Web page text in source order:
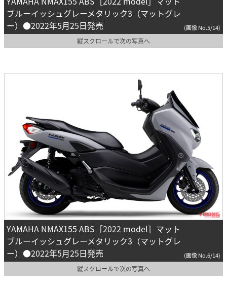
ブルーイッシュグレーメタリック3（マットグレ
ー）●2022年5月25日発売
(画像 No.5/14)
縦スクロールで次の写真へ
YAMAHA NMAX155 ABS［2022 model］マット
ブルーイッシュグレーメタリック3（マットグレ
ー）●2022年5月25日発売
(画像 No.6/14)
縦スクロールで次の写真へ